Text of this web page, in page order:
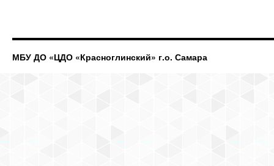
МБУ ДО «ЦДО «Красноглинский» г.о. Самара